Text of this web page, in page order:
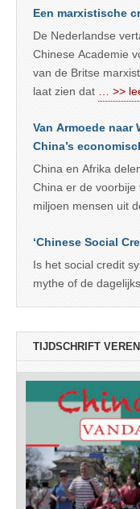
Een marxistische
De Nederlandse
Chinese Academie
van de Britse
laat zien dat
… >>
Van Armoede naar
China’s
China en Afrika
China er de
miljoen mensen uit
‘Chinese Social
Is het social credit
mythe of de
TIJDSCHRIFT